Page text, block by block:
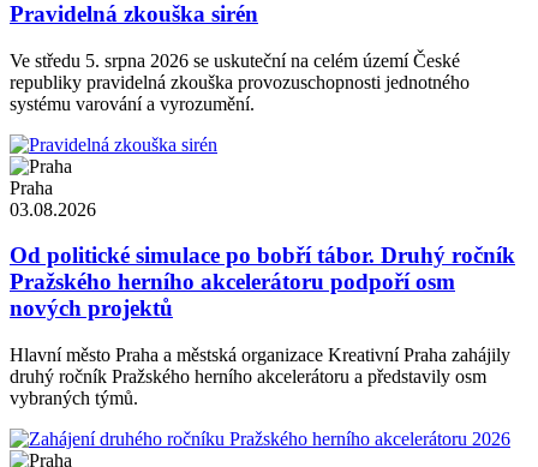
Pravidelná zkouška sirén
Ve středu 5. srpna 2026 se uskuteční na celém území České
republiky pravidelná zkouška provozuschopnosti jednotného
systému varování a vyrozumění.
Praha
03.08.2026
Od politické simulace po bobří tábor. Druhý ročník
Pražského herního akcelerátoru podpoří osm
nových projektů
Hlavní město Praha a městská organizace Kreativní Praha zahájily
druhý ročník Pražského herního akcelerátoru a představily osm
vybraných týmů.